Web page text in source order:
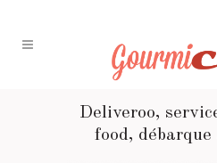
Deliveroo,
food,